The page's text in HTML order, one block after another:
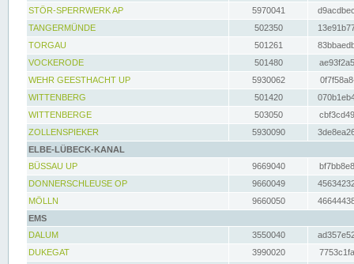
STÖR-SPERRWERK AP 5970041
TANGERMÜNDE
502350
TORGAU
501261
VOCKERODE
501480
WEHR GEESTHACHT UP
5930062
WITTENBERG
501420
WITTENBERGE
503050
ZOLLENSPIEKER
5930090
ELBE-LÜBECK-KANAL
BÜSSAU UP
9669040
DONNERSCHLEUSE OP
9660049
MÖLLN
9660050
EMS
DALUM
3550040
DUKEGAT
3990020